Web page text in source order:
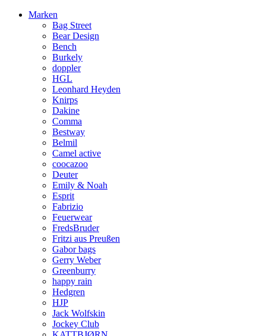
Marken
Bag Street
Bear Design
Bench
Burkely
doppler
HGL
Leonhard Heyden
Knirps
Dakine
Comma
Bestway
Belmil
Camel active
coocazoo
Deuter
Emily & Noah
Esprit
Fabrizio
Feuerwear
FredsBruder
Fritzi aus Preußen
Gabor bags
Gerry Weber
Greenburry
happy rain
Hedgren
HJP
Jack Wolfskin
Jockey Club